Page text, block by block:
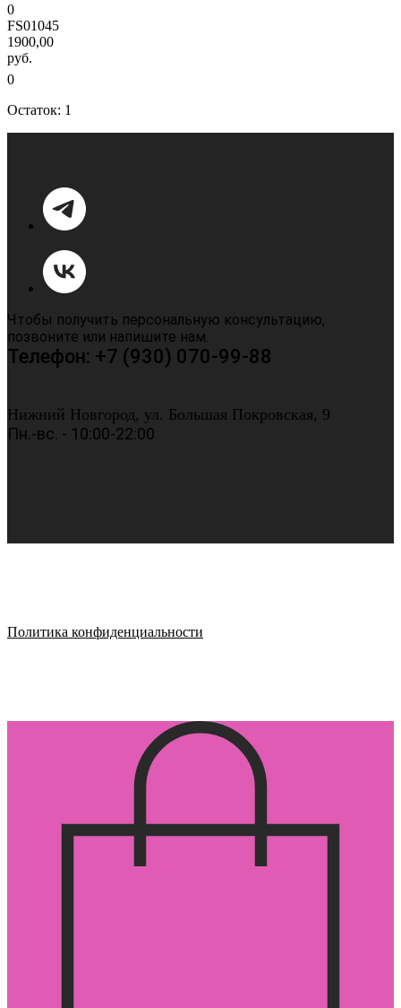
0
FS01045
1900,00
руб.
0
Остаток: 1
Чтобы получить персональную консультацию,
позвоните или напишите нам.
Телефон: +7 (930) 070-99-88
Нижний Новгород, ул. Большая Покровская, 9
Пн.-вс. - 10:00-22:00
Политика конфиденциальности